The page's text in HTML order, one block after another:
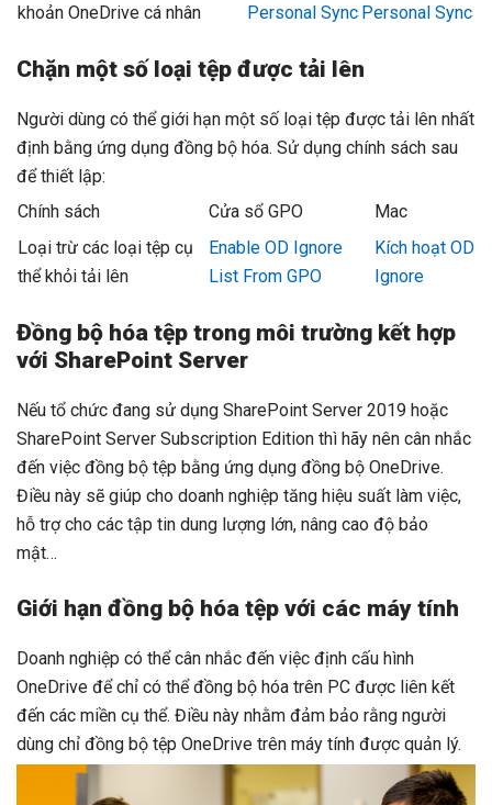
khoản OneDrive cá nhân
Personal Sync Personal Sync
Chặn một số loại tệp được tải lên
Người dùng có thể giới hạn một số loại tệp được tải lên nhất
định bằng ứng dụng đồng bộ hóa. Sử dụng chính sách sau
để thiết lập:
Chính sách
Cửa sổ GPO
Mac
Loại trừ các loại tệp cụ
thể khỏi tải lên
Enable OD Ignore
List From GPO
Kích hoạt OD
Ignore
Đồng bộ hóa tệp trong môi trường kết hợp
với SharePoint Server
Nếu tổ chức đang sử dụng SharePoint Server 2019 hoặc
SharePoint Server Subscription Edition thì hãy nên cân nhắc
đến việc đồng bộ tệp bằng ứng dụng đồng bộ OneDrive.
Điều này sẽ giúp cho doanh nghiệp tăng hiệu suất làm việc,
hỗ trợ cho các tập tin dung lượng lớn, nâng cao độ bảo
mật…
Giới hạn đồng bộ hóa tệp với các máy tính
Doanh nghiệp có thể cân nhắc đến việc định cấu hình
OneDrive để chỉ có thể đồng bộ hóa trên PC được liên kết
đến các miền cụ thể. Điều này nhằm đảm bảo rằng người
dùng chỉ đồng bộ tệp OneDrive trên máy tính được quản lý.